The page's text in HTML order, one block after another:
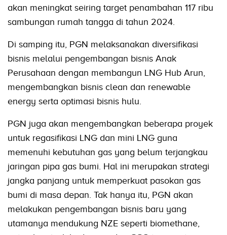
akan meningkat seiring target penambahan 117 ribu
sambungan rumah tangga di tahun 2024.
Di samping itu, PGN melaksanakan diversifikasi
bisnis melalui pengembangan bisnis Anak
Perusahaan dengan membangun LNG Hub Arun,
mengembangkan bisnis clean dan renewable
energy serta optimasi bisnis hulu.
PGN juga akan mengembangkan beberapa proyek
untuk regasifikasi LNG dan mini LNG guna
memenuhi kebutuhan gas yang belum terjangkau
jaringan pipa gas bumi. Hal ini merupakan strategi
jangka panjang untuk memperkuat pasokan gas
bumi di masa depan. Tak hanya itu, PGN akan
melakukan pengembangan bisnis baru yang
utamanya mendukung NZE seperti biomethane,